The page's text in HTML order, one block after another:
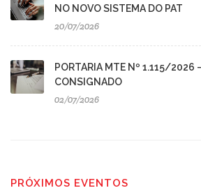
NO NOVO SISTEMA DO PAT
20/07/2026
PORTARIA MTE Nº 1.115/2026
CONSIGNADO
02/07/2026
PRÓXIMOS EVENTOS